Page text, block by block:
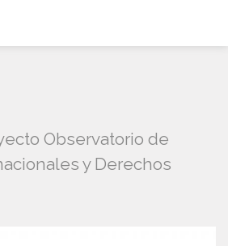
Observatorio de
y Derechos